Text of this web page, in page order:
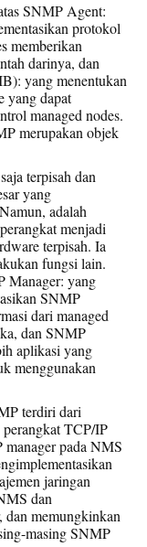
SNMP Agent:
protokol
memberikan
darinya, dan
yang menentukan
yang dapat
managed nodes.
merupakan objek
terpisah dan
yang
adalah
menjadi
terpisah. Ia
fungsi lain.
Manager: yang
SNMP
dari managed
dan SNMP
aplikasi yang
menggunakan
terdiri dari
TCP/IP
manager pada NMS
jaringan
dan
dan memungkinkan
masing SNMP